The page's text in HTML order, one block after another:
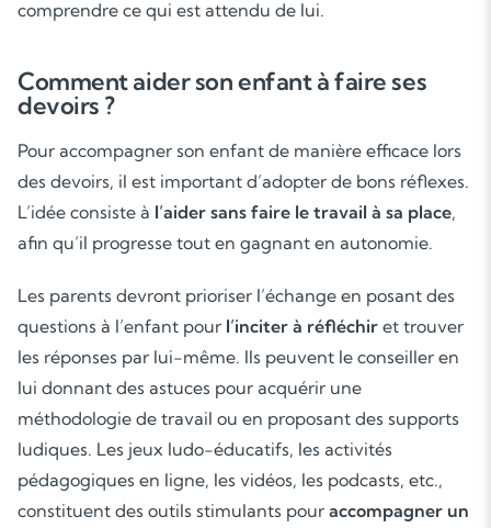
comprendre ce qui est attendu de lui.
Comment aider son enfant à faire ses
devoirs ?
Pour accompagner son enfant de manière efficace lors
des devoirs, il est important d’adopter de bons réflexes.
L’idée consiste à l’aider sans faire le travail à sa place,
afin qu’il progresse tout en gagnant en autonomie.
Les parents devront prioriser l’échange en posant des
questions à l’enfant pour l’inciter à réfléchir et trouver
les réponses par lui-même. Ils peuvent le conseiller en
lui donnant des astuces pour acquérir une
méthodologie de travail ou en proposant des supports
ludiques. Les jeux ludo-éducatifs, les activités
pédagogiques en ligne, les vidéos, les podcasts, etc.,
constituent des outils stimulants pour accompagner un
Soutien scolaire
Cours de musique
Les deux